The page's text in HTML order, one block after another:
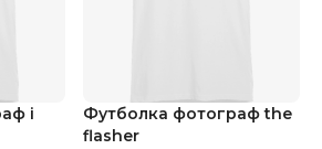
i
Футболка фотограф the
flasher